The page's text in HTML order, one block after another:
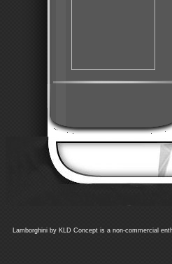
Lamborghini by KLD Concept is a non-commercial